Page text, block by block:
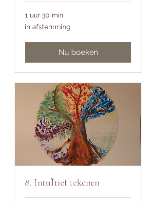
1 uur 30 min.
in
afstemming
in afstemming
Nu boeken
8. IntuÏtief tekenen